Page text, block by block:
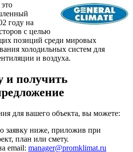
году на
с целью
позиций среди мировых
холодильных систем для
и воздуха.
и получить
для вашего объекта, вы можете:
заявку ниже, приложив при
план или смету.
email: manager@promklimat.ru